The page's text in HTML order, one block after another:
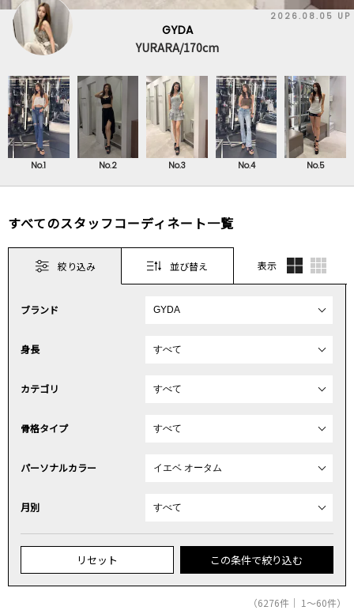
2026.08.05 UP
GYDA
YURARA/170cm
No.1 No.2 No.3 No.4 No.5
すべてのスタッフコーディネート一覧
絞り込み 並び替え 表示
ブランド
身長
カテゴリ
骨格タイプ
パーソナルカラー
月別
リセット この条件で絞り込む
（6276件｜ 1～60件）